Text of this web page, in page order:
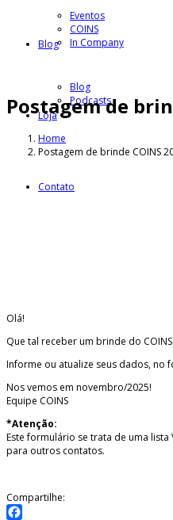
Eventos
COINS
In Company
Blog
Blog
Podcasts
Loja
Contato
Postagem de
Home
Postagem de brinde COINS
Olá!
Que tal receber um brinde do
Informe ou atualize seus dados, no
Nos vemos em novembro/2025!
Equipe COINS
*Atenção:
Este formulário se trata de uma lista
para outros contatos.
Compartilhe: